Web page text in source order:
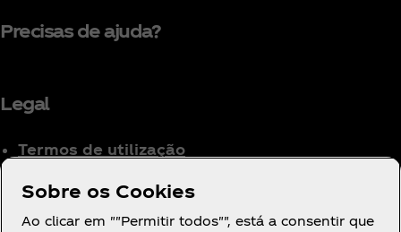
Precisas de ajuda?
Legal
Termos de utilização
para Consumidores
Definições de cookies
Sobre os Cookies
Ao clicar em ""Permitir todos"", está a consentir que